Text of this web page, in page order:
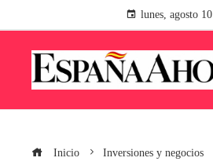
lunes, agosto 10
Inicio
Inversiones y negocios